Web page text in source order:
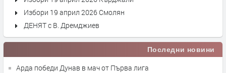
Избори 19 април 2026 Смолян
ДЕНЯТ с В. Дремджиев
Последни новини
Арда победи Дунав в мач от Първа лига